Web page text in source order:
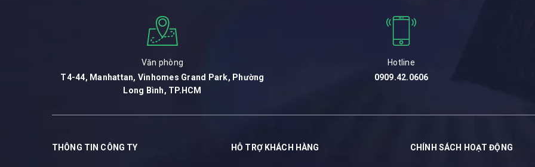
Văn phòng
T4-44, Manhattan, Vinhomes Grand Park, Phường
Long Bình, TP.HCM
Hotline
0909.42.0606
THÔNG TIN CÔNG TY HỖ TRỢ KHÁCH HÀNG CHÍNH SÁCH HOẠT ĐỘNG